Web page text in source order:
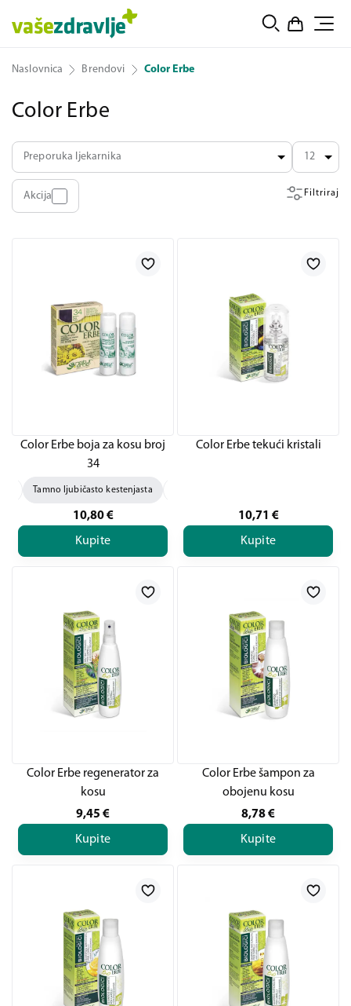
Naslovnica Brendovi Color Erbe
Color Erbe
Filtriraj
Akcija
Preporuka ljekarnika 12
Color Erbe boja za kosu broj
34
Tamno ljubičasto kestenjasta
10,80 €
Kupite
Color Erbe tekući kristali
10,71 €
Kupite
Color Erbe regenerator za
kosu
9,45 €
Kupite
Color Erbe šampon za
obojenu kosu
8,78€
Kupite